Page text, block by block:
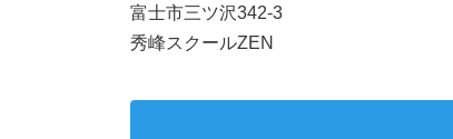
富士市三ツ沢342-3
秀峰スクールZEN